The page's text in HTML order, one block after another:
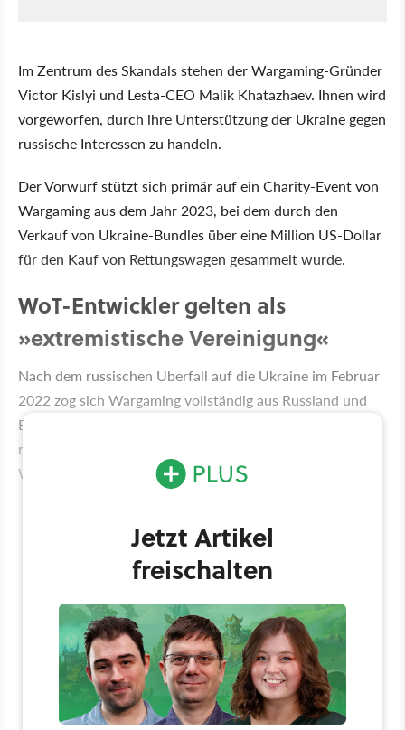
Im Zentrum des Skandals stehen der Wargaming-Gründer
Victor Kislyi und Lesta-CEO Malik Khatazhaev. Ihnen wird
vorgeworfen, durch ihre Unterstützung der Ukraine gegen
russische Interessen zu handeln.
Der Vorwurf stützt sich primär auf ein Charity-Event von
Wargaming aus dem Jahr 2023, bei dem durch den
Verkauf von Ukraine-Bundles über eine Million US-Dollar
für den Kauf von Rettungswagen gesammelt wurde.
WoT-Entwickler gelten als
extremistische Vereinigung
Nach dem russischen Überfall auf die Ukraine im Februar
2022 zog sich Wargaming vollständig aus Russland und
Belarus zurück und übergab die Kontrolle über die
russischen Versionen von World of Tanks und World of
Warships an Lesta Games.
Jetzt Artikel
freischalten